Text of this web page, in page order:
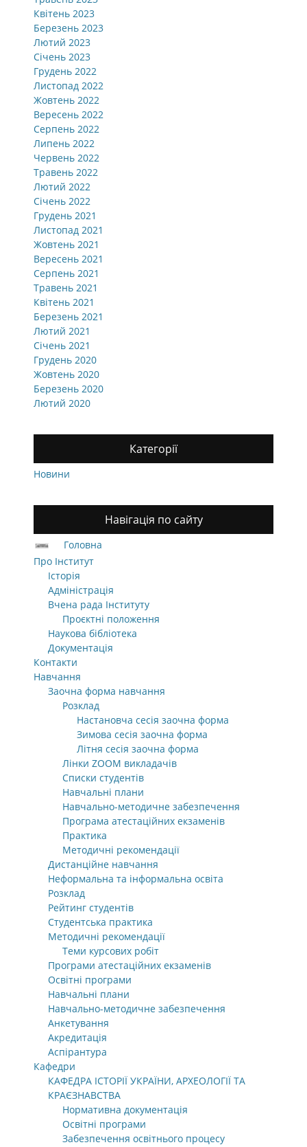
Квітень 2023
Березень 2023
Лютий 2023
Січень 2023
Грудень 2022
Листопад 2022
Жовтень 2022
Вересень 2022
Серпень 2022
Липень 2022
Червень 2022
Травень 2022
Лютий 2022
Січень 2022
Грудень 2021
Листопад 2021
Жовтень 2021
Вересень 2021
Серпень 2021
Травень 2021
Квітень 2021
Березень 2021
Лютий 2021
Січень 2021
Грудень 2020
Жовтень 2020
Березень 2020
Лютий 2020
Категорії
Новини
Навігація по сайту
Головна
Про Інститут
Історія
Адміністрація
Вчена рада Інституту
Проєктні положення
Наукова бібліотека
Документація
Контакти
Навчання
Заочна форма навчання
Розклад
Настановча сесія заочна форма
Зимова сесія заочна форма
Літня сесія заочна форма
Лінки ZOOM викладачів
Списки студентів
Навчальні плани
Навчально-методичне забезпечення
Програма атестаційних екзаменів
Практика
Методичні рекомендації
Дистанційне навчання
Неформальна та інформальна освіта
Розклад
Рейтинг студентів
Студентська практика
Методичні рекомендації
Теми курсових робіт
Програми атестаційних екзаменів
Освітні програми
Навчальні плани
Навчально-методичне забезпечення
Анкетування
Акредитація
Аспірантура
Кафедри
КАФЕДРА ІСТОРІЇ УКРАЇНИ, АРХЕОЛОГІЇ ТА
КРАЄЗНАВСТВА
Нормативна документація
Освітні програми
Забезпечення освітнього процесу